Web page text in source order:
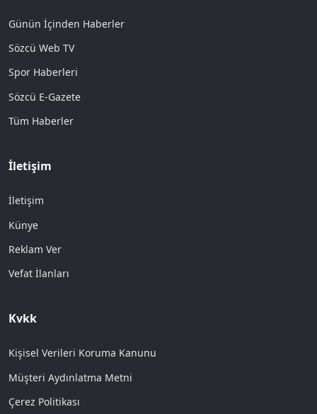
Günün İçinden Haberler
Sözcü Web TV
Spor Haberleri
Sözcü E-Gazete
Tüm Haberler
İletişim
İletişim
Künye
Reklam Ver
Vefat İlanları
Kvkk
Kişisel Verileri Koruma Kanunu
Müşteri Aydınlatma Metni
Çerez Politikası